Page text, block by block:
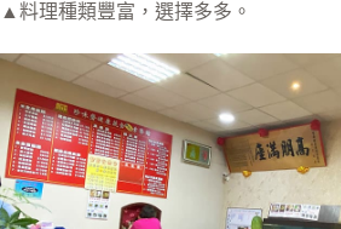
▲料理種類豐富，選擇多多。